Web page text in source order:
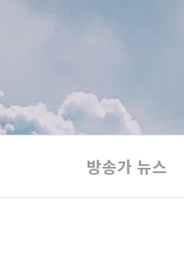
방송가 뉴스